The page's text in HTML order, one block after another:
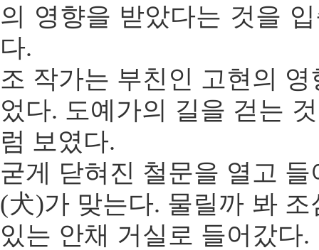
의 영향을 받았다는 것을
다.
조 작가는 부친인 고현의
었다. 도예가의 길을 걷는
럼 보였다.
굳게 닫혀진 철문을 열고
(犬)가 맞는다. 물릴까 봐
있는 안채 거실로 들어갔다